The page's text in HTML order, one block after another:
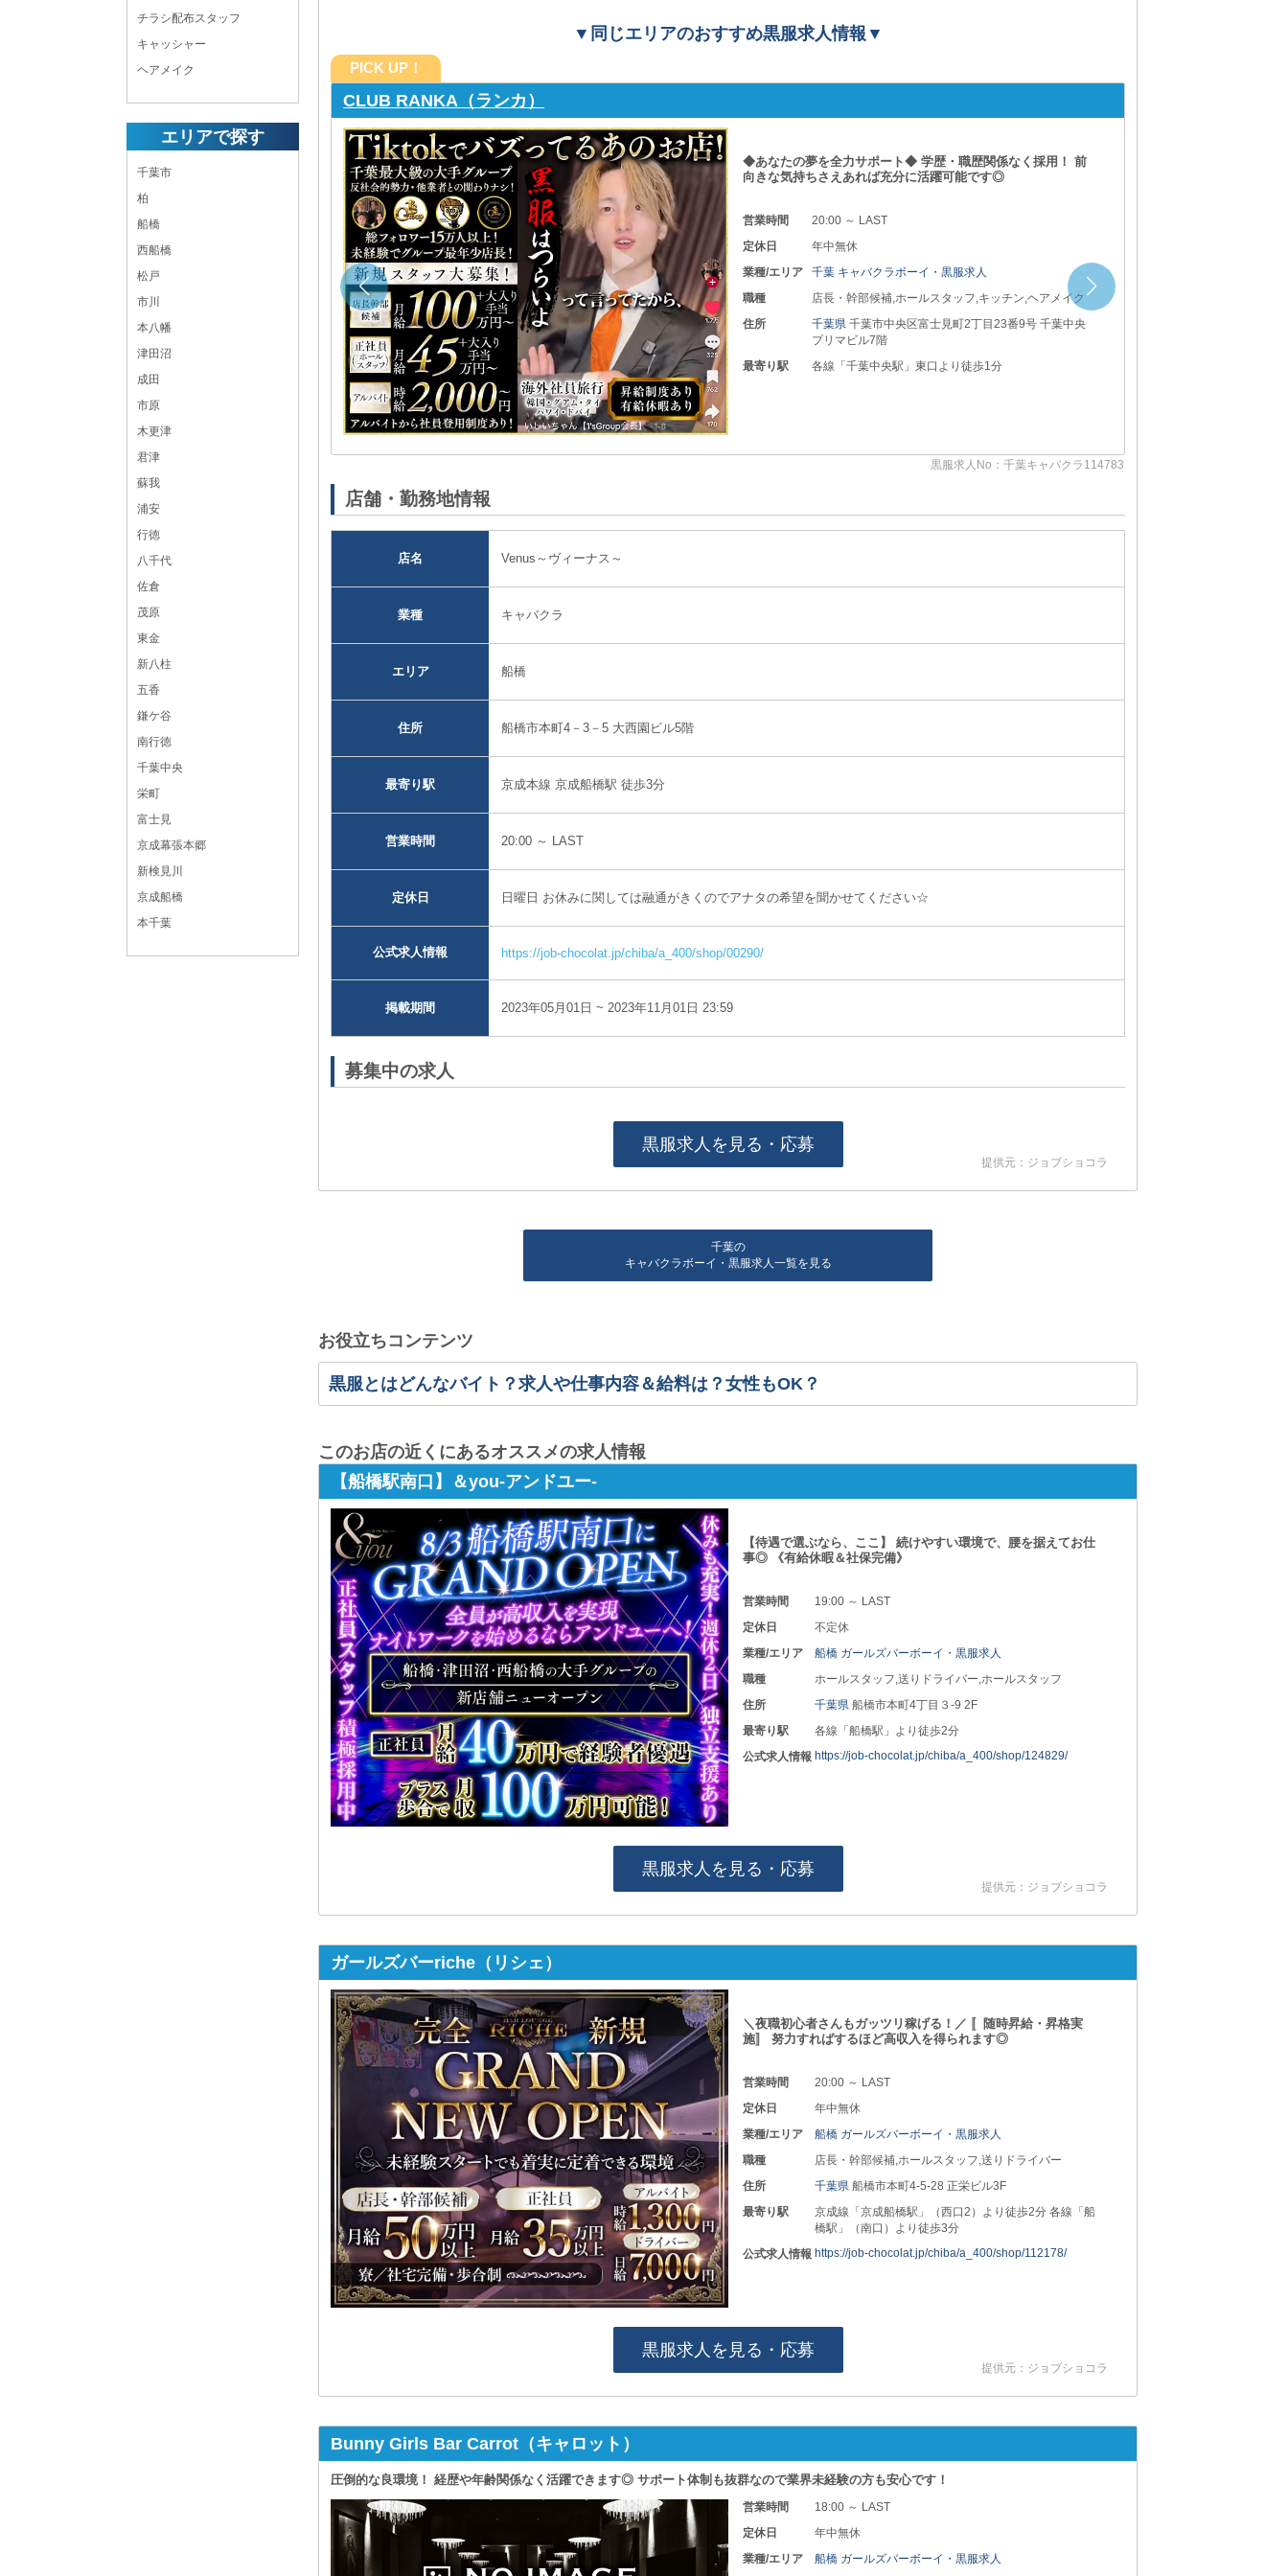
チラシ配布スタッフ
キャッシャー
ヘアメイク
エリアで探す
千葉市
柏
船橋
西船橋
松戸
市川
本八幡
津田沼
成田
市原
木更津
君津
蘇我
浦安
行徳
八千代
佐倉
茂原
東金
新八柱
五香
鎌ケ谷
南行徳
千葉中央
栄町
富士見
京成幕張本郷
新検見川
京成船橋
本千葉
▼同じエリアのおすすめ黒服求人情報▼
PICK UP！
さえあれば充分に活躍可能です◎
千葉 キャバクラボーイ・黒服求人
店長・幹部候補,ホールスタッフ,キッチン,ヘアメイク
千葉市中央区富士見町2丁目23番9号 千葉中央
黒服求人No：千葉キャバクラ114783
THE CLASS（クラス）
大手グループならではの高待遇でお迎え！ どなたでも高収入を
目指せます◎ まずはお気軽にご応募を。
営業時間
20:00 ～ LAST
定休日
不定休
業種/エリア
千葉 キャバクラボーイ・黒服求人
職種
店長・幹部候補,ホールスタッフ,キッチン,ヘアメイク
住所
千葉県千葉市中央区本千葉町1-11 千葉中央ビル4F
各線「千葉中央駅」より徒歩3分 千葉都市モノレール1
号線「葭川公園駅」より徒歩2分
黒服求人No：千葉キャバクラ118028
店舗・勤務地情報
店名 Venus～ヴィーナス～
業種 キャバクラ
エリア 船橋
住所 船橋市本町4－3－5 大西園ビル5階
最寄り駅 京成本線 京成船橋駅 徒歩3分
営業時間 20:00 ～ LAST
定休日 日曜日 お休みに関しては融通がきくのでアナタの希望を聞かせてください☆
公式求人情報 https://job-chocolat.jp/chiba/a_400/shop/00290/
掲載期間 2023年05月01日 ~ 2023年11月01日 23:59
募集中の求人
黒服求人を見る・応募
提供元：ジョブショコラ
千葉の
キャバクラボーイ・黒服求人一覧を見る
お役立ちコンテンツ
黒服とはどんなバイト？求人や仕事内容＆給料は？女性もOK？
このお店の近くにあるオススメの求人情報
【船橋駅南口】＆you-アンドユー-
【待遇で選ぶなら、ここ】 続けやすい環境で、腰を据えてお仕
事◎ 《有給休暇＆社保完備》
営業時間
19:00 ～ LAST
定休日
不定休
業種/エリア
船橋 ガールズバーボーイ・黒服求人
職種
ホールスタッフ,送りドライバー,ホールスタッフ
住所
千葉県 船橋市本町4丁目３-9 2F
最寄り駅
各線「船橋駅」より徒歩2分
公式求人情報 https://job-chocolat.jp/chiba/a_400/shop/124829/
黒服求人を見る・応募
提供元：ジョブショコラ
ガールズバーriche（リシェ）
＼夜職初心者さんもガッツリ稼げる！／ 〚随時昇給・昇格実
施〛 努力すればするほど高収入を得られます◎
営業時間
20:00 ～ LAST
定休日
年中無休
業種/エリア
船橋 ガールズバーボーイ・黒服求人
職種
店長・幹部候補,ホールスタッフ,送りドライバー
住所
千葉県 船橋市本町4-5-28 正栄ビル3F
最寄り駅
京成線「京成船橋駅」（西口2）より徒歩2分 各線「船
橋駅」（南口）より徒歩3分
公式求人情報 https://job-chocolat.jp/chiba/a_400/shop/112178/
黒服求人を見る・応募
提供元：ジョブショコラ
Bunny Girls Bar Carrot（キャロット）
圧倒的な良環境！ 経歴や年齢関係なく活躍できます◎ サポート体制も抜群なので業界未経験の方も安心です！
営業時間
18:00 ～ LAST
定休日
年中無休
業種/エリア
船橋 ガールズバーボーイ・黒服求人